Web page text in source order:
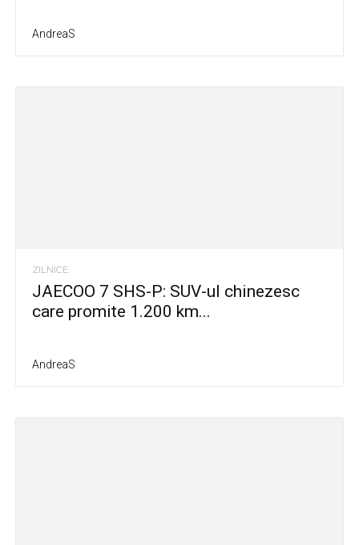
AndreaS
ZILNICE
JAECOO 7 SHS-P: SUV-ul chinezesc
care promite 1.200 km...
AndreaS